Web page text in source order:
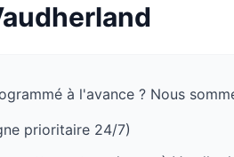
à l'avance ? Nous
prioritaire 24/7)